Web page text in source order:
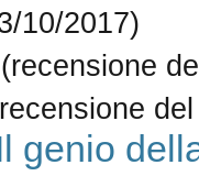
10/2017)
(recensione
genio